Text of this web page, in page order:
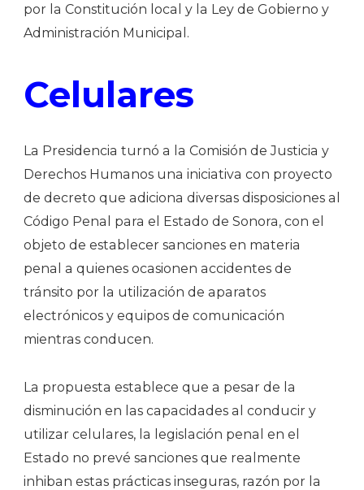
por la Constitución local y la Ley de Gobierno y
Administración Municipal.
Celulares
La Presidencia turnó a la Comisión de Justicia y
Derechos Humanos una iniciativa con proyecto
de decreto que adiciona diversas disposiciones al
Código Penal para el Estado de Sonora, con el
objeto de establecer sanciones en materia
penal a quienes ocasionen accidentes de
tránsito por la utilización de aparatos
electrónicos y equipos de comunicación
mientras conducen.
La propuesta establece que a pesar de la
disminución en las capacidades al conducir y
utilizar celulares, la legislación penal en el
Estado no prevé sanciones que realmente
inhiban estas prácticas inseguras, razón por la